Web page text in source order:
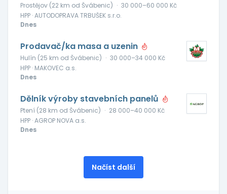
Prostějov (22 km od Švábenic) · 30 000–60 000 Kč
HPP · AUTODOPRAVA TRBUŠEK s.r.o.
Dnes
Prodavač/ka masa a uzenin
Hulín (25 km od Švábenic) · 30 000–34 000 Kč
HPP · MAKOVEC a.s.
Dnes
Dělník výroby stavebních panelů
Ptení (28 km od Švábenic) · 28 000–40 000 Kč
HPP · AGROP NOVA a.s.
Dnes
Načíst další